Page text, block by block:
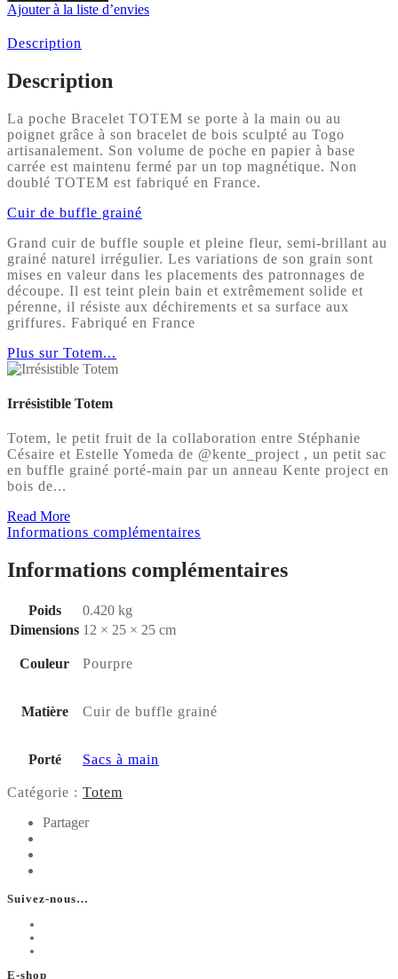
Ajouter à la liste d’envies
Description
Description
La poche Bracelet TOTEM se porte à la main ou au
poignet grâce à son bracelet de bois sculpté au Togo
artisanalement. Son volume de poche en papier à base
carrée est maintenu fermé par un top magnétique. Non
doublé TOTEM est fabriqué en France.
Cuir de buffle grainé
Grand cuir de buffle souple et pleine fleur, semi-brillant au
grainé naturel irrégulier. Les variations de son grain sont
mises en valeur dans les placements des patronnages de
découpe. Il est teint plein bain et extrêmement solide et
pérenne, il résiste aux déchirements et sa surface aux
griffures. Fabriqué en France
Plus sur Totem...
Irrésistible Totem
Totem, le petit fruit de la collaboration entre Stéphanie
Césaire et Estelle Yomeda de @kente_project , un petit sac
en buffle grainé porté-main par un anneau Kente project en
bois de...
Read More
Informations complémentaires
Informations complémentaires
Poids
0.420 kg
Dimensions 12 × 25 × 25 cm
Couleur Pourpre
Matière Cuir de buffle grainé
Porté Sacs à main
Catégorie : Totem
Partager
Suivez-nous…
E-shop